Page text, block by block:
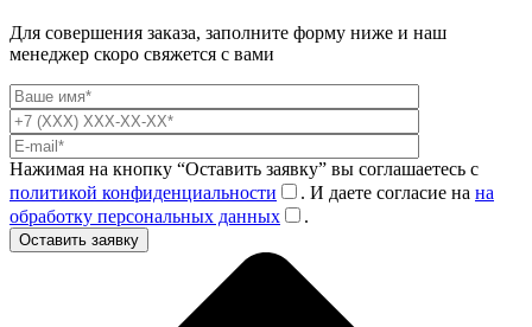
Для совершения заказа, заполните форму ниже и наш
менеджер скоро свяжется с вами
Нажимая на кнопку “Оставить заявку” вы соглашаетесь с
политикой конфиденциальности
. И даете согласие на на
обработку персональных данных
.
Оставить заявку